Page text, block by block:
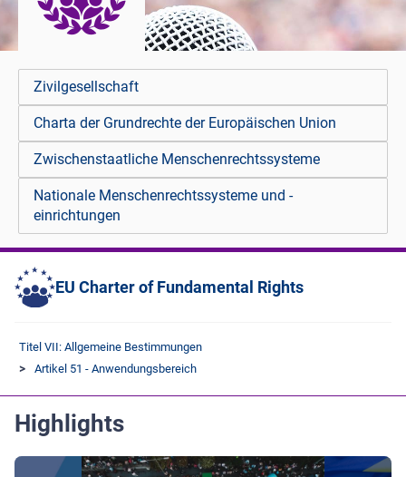
Zivilgesellschaft
Charta der Grundrechte der Europäischen Union
Zwischenstaatliche Menschenrechtssysteme
Nationale Menschenrechtssysteme und -
einrichtungen
EU Charter of Fundamental Rights
Titel VII: Allgemeine Bestimmungen
Artikel 51 - Anwendungsbereich
Highlights